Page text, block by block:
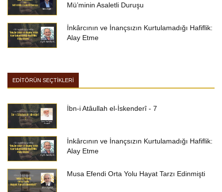
Mü’minin Asaletli Duruşu
İnkârcının ve İnançsızın Kurtulamadığı Hafiflik:
Alay Etme
EDİTÖRÜN SEÇTİKLERİ
İbn-i Atâullah el-İskenderî - 7
İnkârcının ve İnançsızın Kurtulamadığı Hafiflik:
Alay Etme
Musa Efendi Orta Yolu Hayat Tarzı Edinmişti